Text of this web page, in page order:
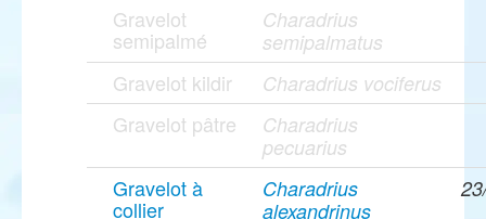
Gravelot
semipalmé
Charadrius
semipalmatus
Gravelot kildir Charadrius vociferus
Gravelot pâtre
Charadrius
pecuarius
Gravelot à
collier
Charadrius
alexandrinus